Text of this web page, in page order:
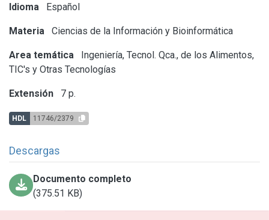
Idioma Español
Materia Ciencias de la Información y Bioinformática
Area temática
Ingeniería, Tecnol. Qca., de los Alimentos,
TIC's y Otras Tecnologías
Extensión 7 p.
HDL 11746/2379
Descargas
Documento completo
(375.51 KB)